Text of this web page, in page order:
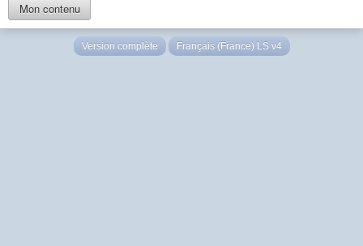
Mon contenu
Version complète Français (France) LS v4